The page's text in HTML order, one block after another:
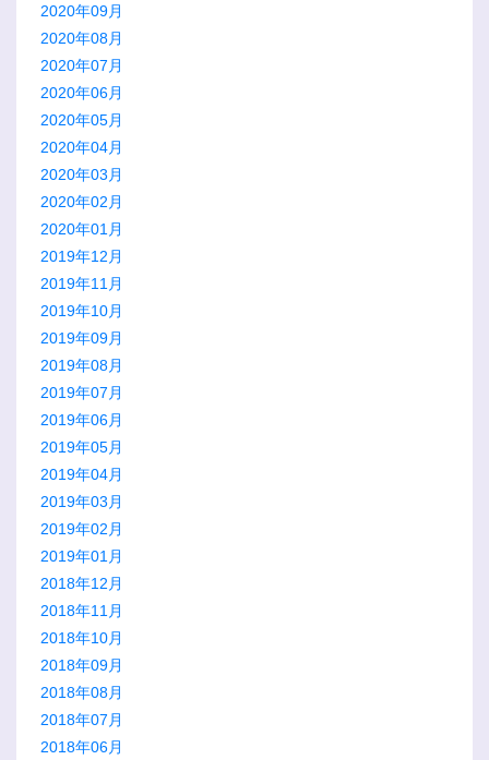
2020年09月
2020年08月
2020年07月
2020年06月
2020年05月
2020年04月
2020年03月
2020年02月
2020年01月
2019年12月
2019年11月
2019年10月
2019年09月
2019年08月
2019年07月
2019年06月
2019年05月
2019年04月
2019年03月
2019年02月
2019年01月
2018年12月
2018年11月
2018年10月
2018年09月
2018年08月
2018年07月
2018年06月